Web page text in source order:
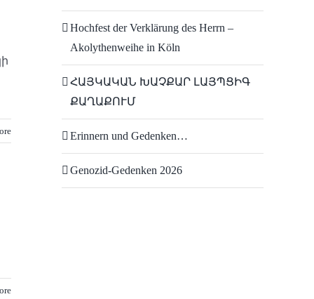
Hochfest der Verklärung des Herrn –
Akolythenweihe in Köln
ՀԱՅԿԱԿԱՆ ԽԱՉՔԱՐ ԼԱՅՊՑԻԳ
ՔԱՂԱՔՈՒՄ
Erinnern und Gedenken…
Genozid-Gedenken 2026